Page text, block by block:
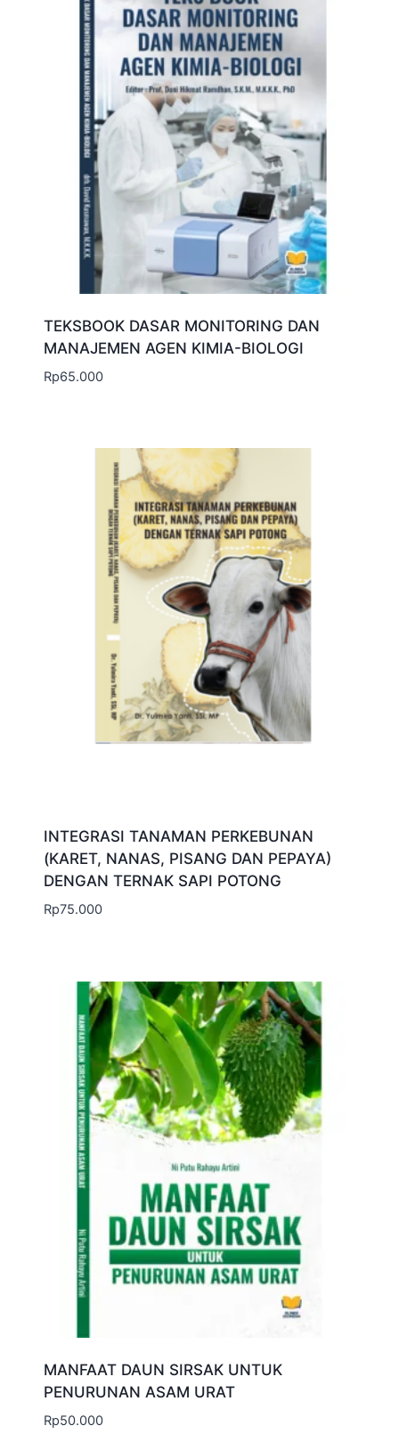
TEKSBOOK DASAR MONITORING DAN
MANAJEMEN AGEN KIMIA-BIOLOGI
Rp65.000
INTEGRASI TANAMAN PERKEBUNAN
(KARET, NANAS, PISANG DAN PEPAYA)
DENGAN TERNAK SAPI POTONG
Rp75.000
MANFAAT DAUN SIRSAK UNTUK
PENURUNAN ASAM URAT
Rp50.000